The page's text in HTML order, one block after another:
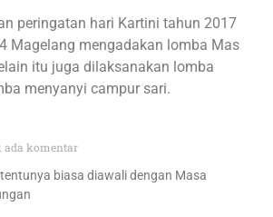
peringatan hari Kartini tahun 2017
Magelang mengadakan lomba Mas
itu juga dilaksanakan lomba
menyanyi campur sari.
ada komentar
biasa diawali dengan Masa